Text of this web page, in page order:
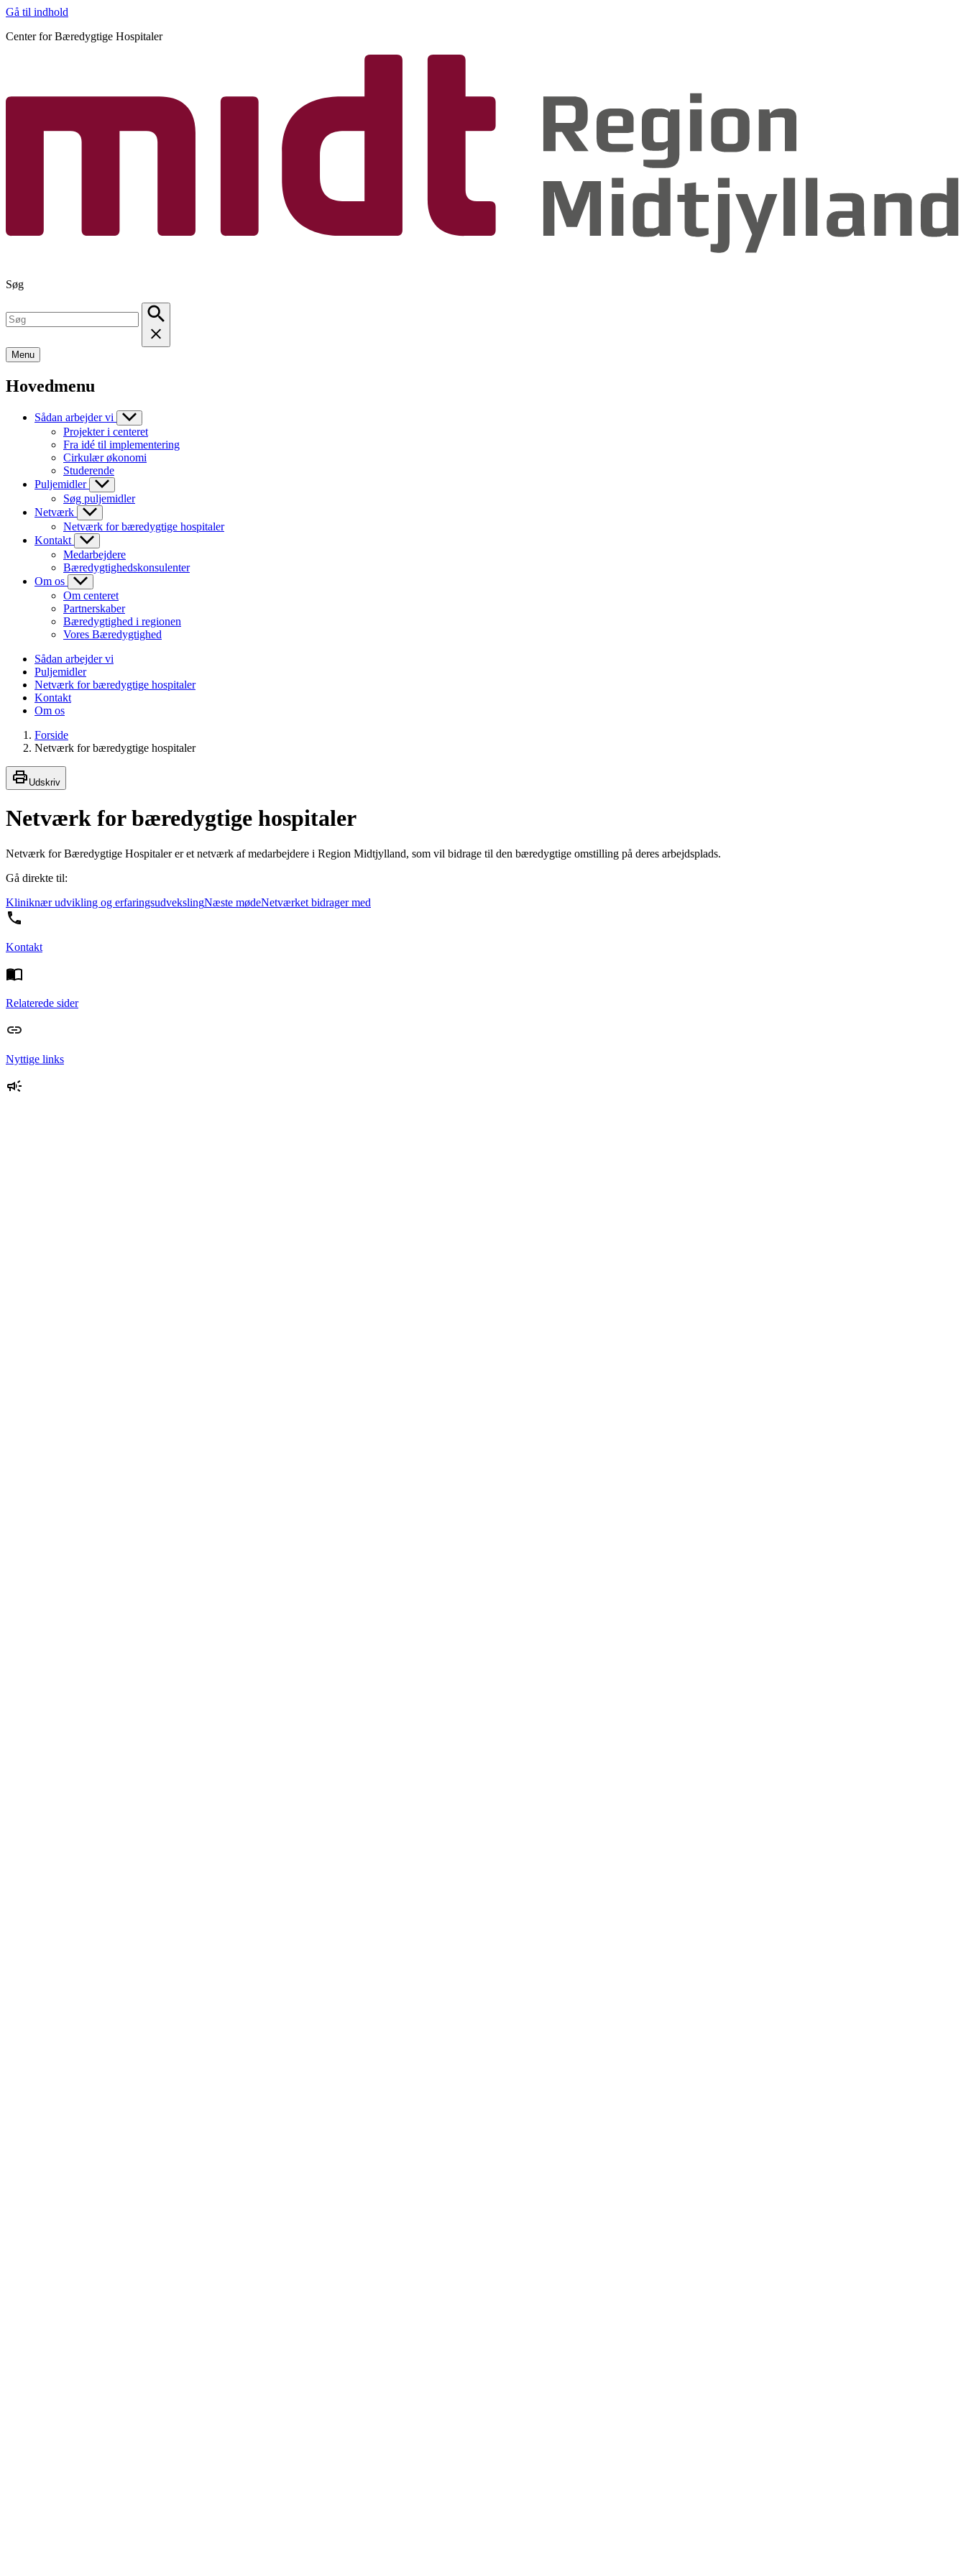
Gå til indhold
Center for Bæredygtige Hospitaler
Søg
Menu
Hovedmenu
Sådan arbejder vi
Projekter i centeret
Fra idé til implementering
Cirkulær økonomi
Studerende
Puljemidler
Søg puljemidler
Netværk
Netværk for bæredygtige hospitaler
Kontakt
Medarbejdere
Bæredygtighedskonsulenter
Om os
Om centeret
Partnerskaber
Bæredygtighed i regionen
Vores Bæredygtighed
Sådan arbejder vi
Puljemidler
Netværk for bæredygtige hospitaler
Kontakt
Om os
Forside
Netværk for bæredygtige hospitaler
Udskriv
Netværk for bæredygtige hospitaler
Netværk for Bæredygtige Hospitaler er et netværk af medarbejdere i Region Midtjylland, som vil bidrage til den bæredygtige omstilling på deres arbejdsplads.
Gå direkte til:
Kliniknær udvikling og erfaringsudvekslingNæste mødeNetværket bidrager med
Kontakt
Relaterede sider
Nyttige links